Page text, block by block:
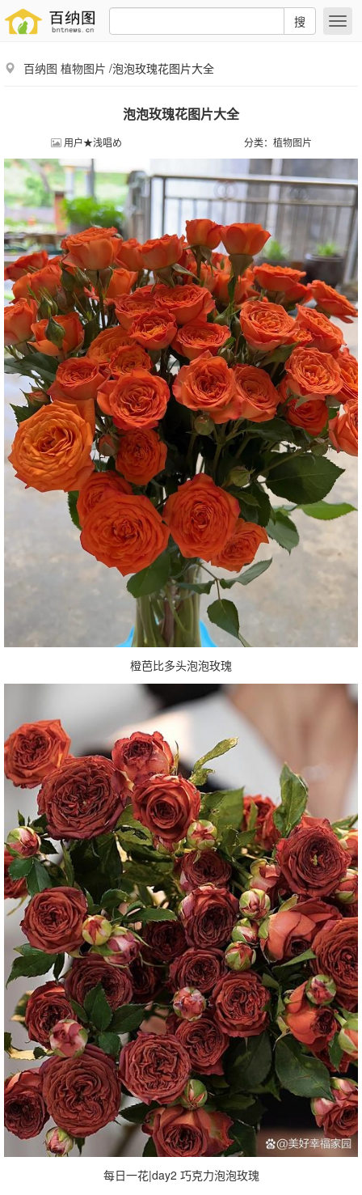
搜
百纳图 植物图片 /泡泡玫瑰花图片大全
泡泡玫瑰花图片大全
用户★浅唱め 分类： 植物图片
橙芭比多头泡泡玫瑰
每日一花|day2 巧克力泡泡玫瑰